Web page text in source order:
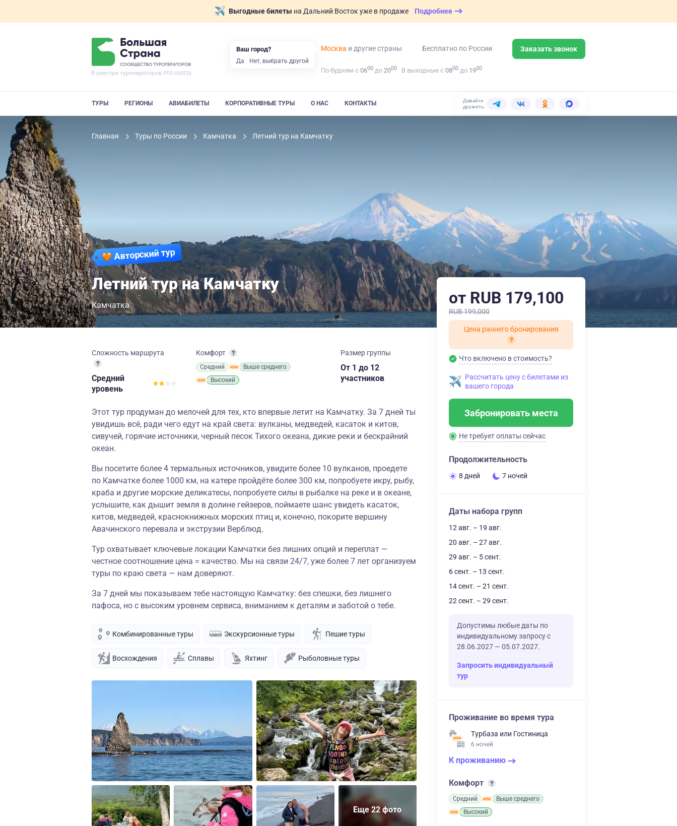
Выгодные билеты на Дальний Восток уже в продаже Подробнее
Москва и другие страны Бесплатно по России Заказать звонок
По будням с 0600 до 2000 В выходные с 0800 до 1900
ТУРЫ РЕГИОНЫ АВИАБИЛЕТЫ КОРПОРАТИВНЫЕ ТУРЫ О НАС КОНТАКТЫ
Давайте
дружить:
Главная Туры по России Камчатка Летний тур на Камчатку
Авторский тур
Летний тур на Камчатку
Камчатка
Сложность маршрута
Средний
уровень
Комфорт
Средний
Выше среднего
Высокий
Размер группы
От 1 до 12
участников
Этот тур продуман до мелочей для тех, кто впервые летит на Камчатку. За 7 дней ты
увидишь всё, ради чего едут на край света: вулканы, медведей, касаток и китов,
сивучей, горячие источники, черный песок Тихого океана, дикие реки и бескрайний
океан.
Вы посетите более 4 термальных источников, увидите более 10 вулканов, проедете
по Камчатке более 1000 км, на катере пройдёте более 300 км, попробуете икру, рыбу,
краба и другие морские деликатесы, попробуете силы в рыбалке на реке и в океане,
услышите, как дышит земля в долине гейзеров, поймаете шанс увидеть касаток,
китов, медведей, краснокнижных морских птиц и, конечно, покорите вершину
Авачинского перевала и экструзии Верблюд.
Тур охватывает ключевые локации Камчатки без лишних опций и переплат —
честное соотношение цена = качество. Мы на связи 24/7, уже более 7 лет организуем
туры по краю света — нам доверяют.
За 7 дней мы показываем тебе настоящую Камчатку: без спешки, без лишнего
пафоса, но с высоким уровнем сервиса, вниманием к деталям и заботой о тебе.
Комбинированные туры Экскурсионные туры Пешие туры
Восхождения Сплавы Яхтинг Рыболовные туры
Еще 22 фото
от RUB 179,100
RUB 199,000
Цена раннего бронирования
Что включено в стоимость?
Рассчитать цену с билетами из
вашего города
Забронировать места
Не требует оплаты сейчас
Продолжительность
8 дней 7 ночей
Даты набора групп
12 авг. – 19 авг.
20 авг. – 27 авг.
29 авг. – 5 сент.
6 сент. – 13 сент.
14 сент. – 21 сент.
22 сент. – 29 сент.
Допустимы любые даты по
индивидуальному запросу с
28.06.2027 — 05.07.2027.
Запросить индивидуальный
тур
Проживание во время тура
Турбаза или Гостиница
6 ночей
К проживанию
Комфорт
Средний
Выше среднего
Высокий
Ваш город?
Да Нет, выбрать другой